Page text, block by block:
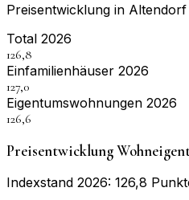
Preisentwicklung in Altendorf
Total 2026
126,8
Einfamilienhäuser 2026
127,0
Eigentumswohnungen 2026
126,6
Preisentwicklung
Indexstand 2026: 126,8